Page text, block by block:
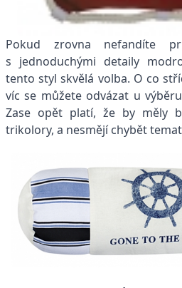
Pokud zrovna nefandíte
s jednoduchými detaily
tento styl skvělá volba. O co
víc se můžete odvázat u
Zase opět platí, že by měly
trikolory, a nesmějí chybět